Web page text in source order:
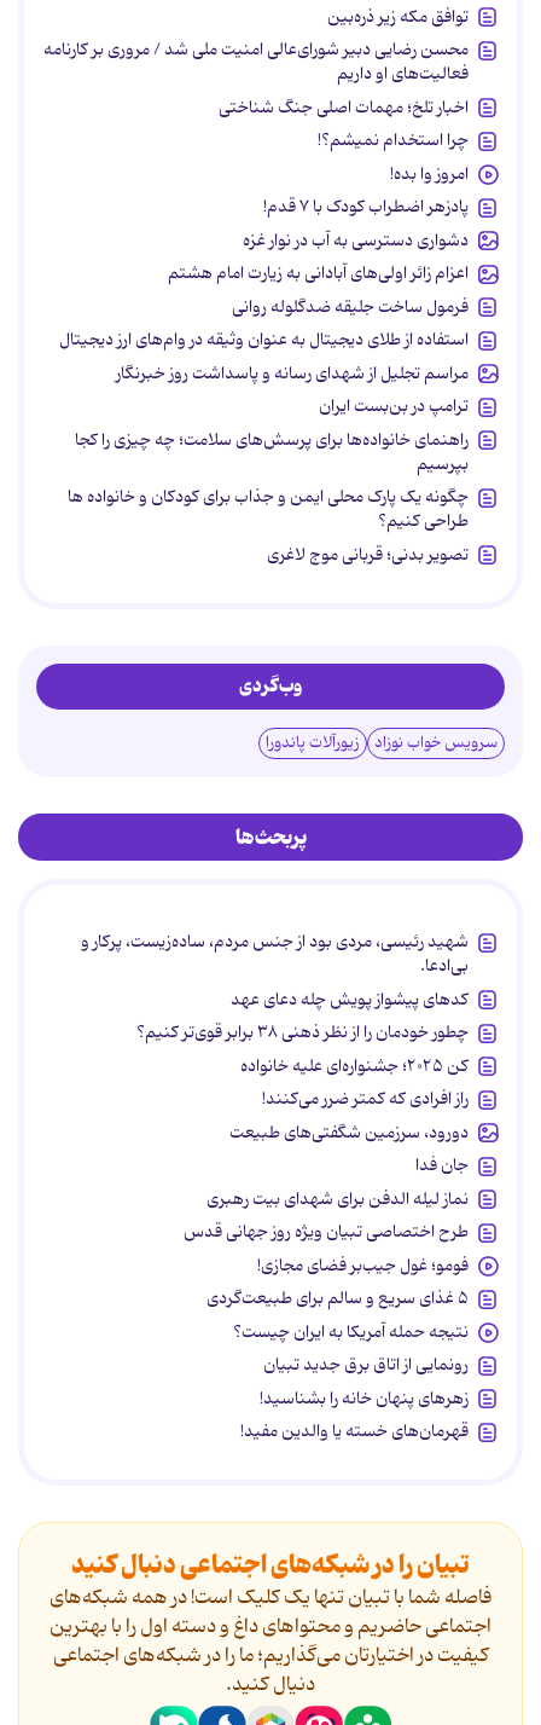
توافق مکه زیر ذره‌بین
محسن رضایی دبیر شورای‌عالی امنیت ملی شد / مروری بر کارنامه
فعالیت‌های او داریم
اخبار تلخ؛ مهمات اصلی جنگ شناختی
چرا استخدام نمیشم؟!
امروز وا بده!
پادزهر اضطراب کودک با ۷ قدم!
دشواری دسترسی به آب در نوار غزه
اعزام زائر اولی‌های آبادانی به زیارت امام هشتم
فرمول ساخت جلیقه ضدگلوله روانی
استفاده از طلای دیجیتال به عنوان وثیقه در وام‌های ارز دیجیتال
مراسم تجلیل از شهدای رسانه و پاسداشت روز خبرنگار
ترامپ در بن‌بست ایران
راهنمای خانواده‌ها برای پرسش‌های سلامت؛ چه چیزی را کجا
بپرسیم
چگونه یک پارک محلی ایمن و جذاب برای کودکان و خانواده ها
طراحی کنیم؟
تصویر بدنی؛ قربانی موج لاغری
وب‌گردی
سرویس خواب نوزاد زیورآلات پاندورا
پربحث‌ها
شهید رئیسی، مردی بود از جنس مردم، ساده‌زیست، پرکار و
بی‌ادعا.
کدهای پیشواز پویش چله دعای عهد
چطور خودمان را از نظر ذهنی ۳۸ برابر قوی‌تر کنیم؟
کن ۲۰۲۵؛ جشنواره‌ای علیه خانواده
راز افرادی که کمتر ضرر می‌کنند!
دورود، سرزمین شگفتی‌های طبیعت
جان فدا
نماز لیله الدفن برای شهدای بیت رهبری
طرح اختصاصی تبیان ویژه روز جهانی قدس
فومو؛ غول جیب‌بر فضای مجازی!
۵ غذای سریع و سالم برای طبیعت‌گردی
نتیجه حمله آمریکا به ایران چیست؟
رونمایی از اتاق برق جدید تبیان
زهرهای پنهان خانه را بشناسید!
قهرمان‌های خسته یا والدین مفید!
تبیان را در شبکه‌های اجتماعی دنبال کنید
فاصله شما با تبیان تنها یک کلیک است! در همه شبکه‌های
اجتماعی حاضریم و محتواهای داغ و دسته اول را با بهترین
کیفیت در اختیارتان می‌گذاریم؛ ما را در شبکه‌های اجتماعی
دنیال کنید.